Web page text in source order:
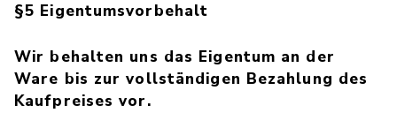
§5 Eigentumsvorbehalt
Wir behalten uns das Eigentum an der
Ware bis zur vollständigen Bezahlung des
Kaufpreises vor.